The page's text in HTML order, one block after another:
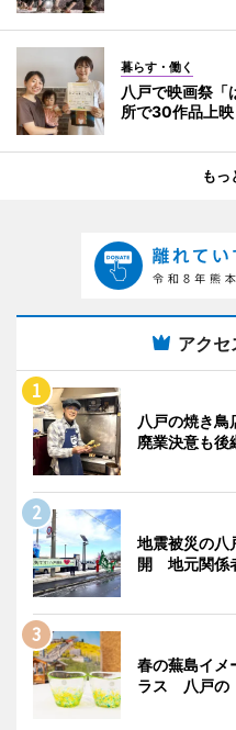
暮らす・働く
八戸で映画祭
所で30作品上映
もっ
アクセ
八戸の焼き
廃業決意も後
地震被災の八
開 地元関係
春の蕪島イメ
ラス 八戸の